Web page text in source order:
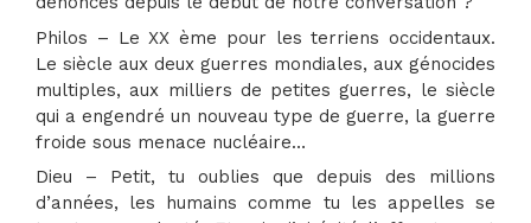
Philos – Le XX ème pour les terriens occidentaux.
Le siècle aux deux guerres mondiales, aux génocides
multiples, aux milliers de petites guerres, le siècle
qui a engendré un nouveau type de guerre, la guerre
froide sous menace nucléaire…
Dieu – Petit, tu oublies que depuis des millions
d’années, les humains comme tu les appelles se